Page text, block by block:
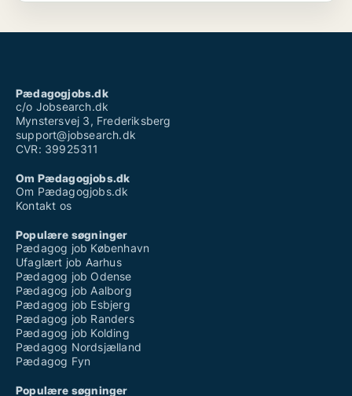
Pædagogjobs.dk
c/o Jobsearch.dk
Mynstersvej 3, Frederiksberg
support@jobsearch.dk
CVR: 39925311
Om Pædagogjobs.dk
Om Pædagogjobs.dk
Kontakt os
Populære søgninger
Pædagog job København
Ufaglært job Aarhus
Pædagog job Odense
Pædagog job Aalborg
Pædagog job Esbjerg
Pædagog job Randers
Pædagog job Kolding
Pædagog Nordsjælland
Pædagog Fyn
Populære søgninger